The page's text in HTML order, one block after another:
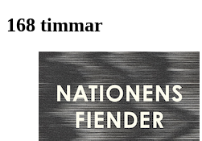
168 timmar